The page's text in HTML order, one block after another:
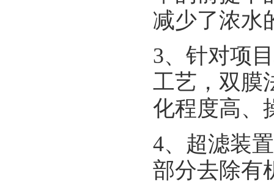
减少了浓水
3、针对项
工艺，双膜
化程度高、
4、超滤装
部分去除有